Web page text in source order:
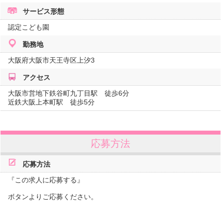
サービス形態
認定こども園
勤務地
大阪府大阪市天王寺区上汐3
アクセス
大阪市営地下鉄谷町九丁目駅 徒歩6分
近鉄大阪上本町駅 徒歩5分
応募方法
応募方法
『この求人に応募する』
ボタンよりご応募ください。